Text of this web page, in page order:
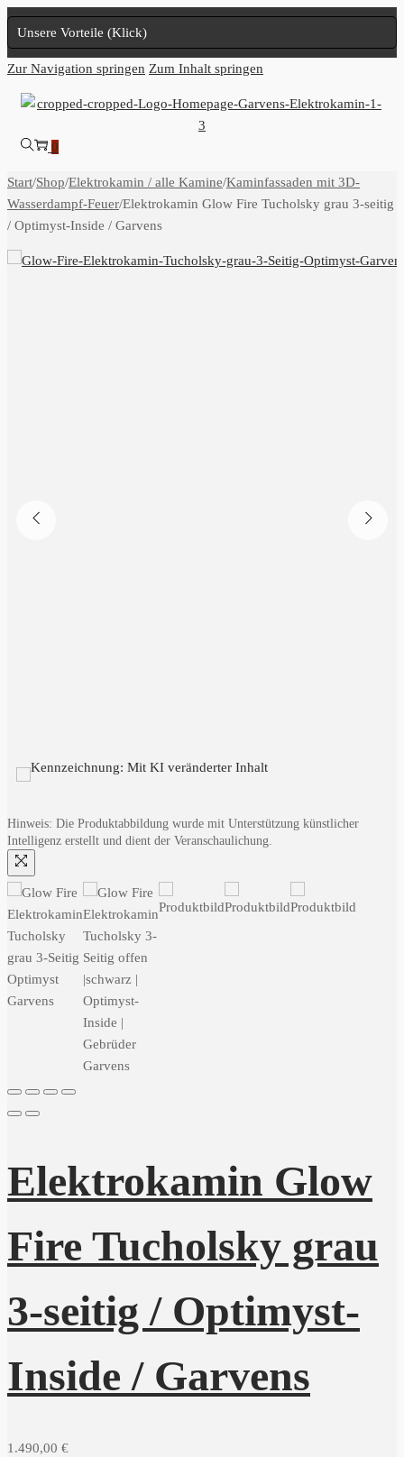
Unsere Vorteile (Klick)
Zur Navigation springen Zum Inhalt springen
0
Start/Shop/Elektrokamin / alle Kamine/Kaminfassaden mit 3D-
Wasserdampf-Feuer/Elektrokamin Glow Fire Tucholsky grau 3-seitig
/ Optimyst-Inside / Garvens
Hinweis: Die Produktabbildung wurde mit Unterstützung künstlicher
Intelligenz erstellt und dient der Veranschaulichung.
Elektrokamin Glow
Fire Tucholsky grau
3-seitig / Optimyst-
Inside / Garvens
1.490,00 €